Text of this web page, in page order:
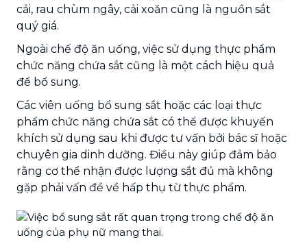
cải, rau chùm ngây, cải xoăn cũng là nguồn sắt
quý giá.
Ngoài chế độ ăn uống, việc sử dụng thực phẩm
chức năng chứa sắt cũng là một cách hiệu quả
để bổ sung.
Các viên uống bổ sung sắt hoặc các loại thực
phẩm chức năng chứa sắt có thể được khuyến
khích sử dụng sau khi được tư vấn bởi bác sĩ hoặc
chuyên gia dinh dưỡng. Điều này giúp đảm bảo
rằng cơ thể nhận được lượng sắt đủ mà không
gặp phải vấn đề về hấp thụ từ thực phẩm.